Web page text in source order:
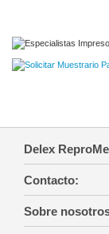
Delex
Contacto:
Sobre